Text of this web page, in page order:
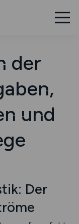
der
und
Der